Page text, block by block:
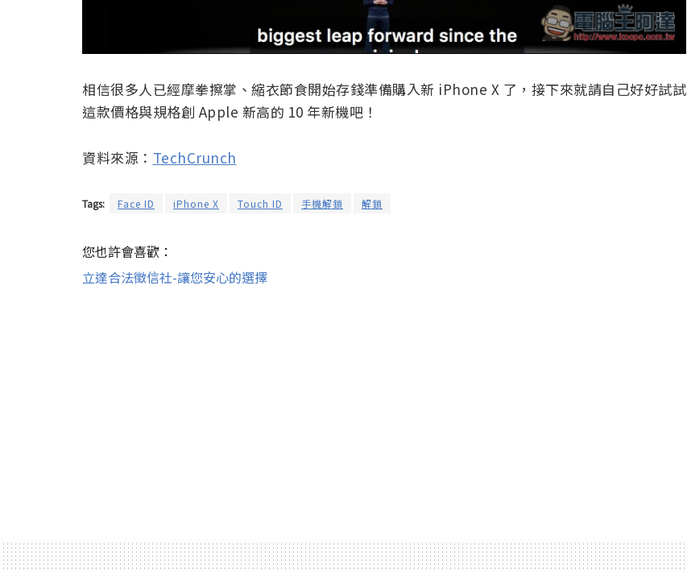
相信很多人已經摩拳擦掌、縮衣節食開始存錢準備購入新 iPhone X 了，接下來就請自己好好試試
這款價格與規格創 Apple 新高的 10 年新機吧！
資料來源： TechCrunch
Tags: Face ID iPhone X Touch ID 手機解鎖 解鎖
您也許會喜歡：
立達合法徵信社-讓您安心的選擇